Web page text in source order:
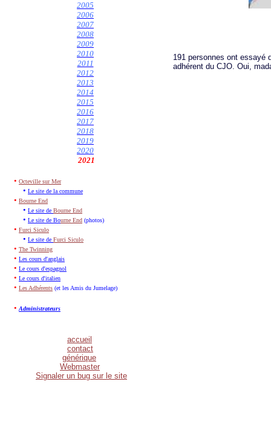
2005
2006
2007
2008
2009
2010
2011
2012
2013
2014
2015
2016
2017
2018
2019
2020
2021
• Octeville sur Mer
• Le site de la commune
• Bourne End
• Le site de Bourne End
• Le site de Bourne End (photos)
• Furci Siculo
• Le site de Furci Siculo
• The Twinning
• Les cours d'anglais
• Le cours d'espagnol
• Le cours d'italien
• Les Adhérents (et les Amis du Jumelage)
• Administrateurs
accueil
contact
générique
Webmaster
Signaler un bug sur le site
191 personnes ont essayé
adhérent du CJO. Oui,